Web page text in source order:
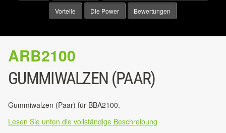
Vorteile Die Power Bewertungen
ARB2100
GUMMIWALZEN (PAAR)
Gummiwalzen (Paar) für BBA2100.
Lesen Sie unten die vollständige Beschreibung